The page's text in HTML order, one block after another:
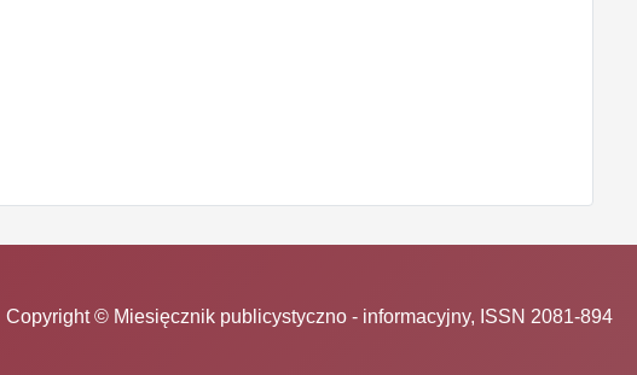
Copyright © Miesięcznik publicystyczno - informacyjny, ISSN 2081-894